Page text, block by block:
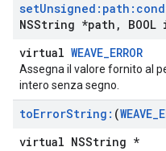
set
NSString *path , BOOL
virtual WEAVE_ERROR
Assegna il valore fornito al
intero senza segno.
toErrorString: (WEAVE_
virtual NSString *